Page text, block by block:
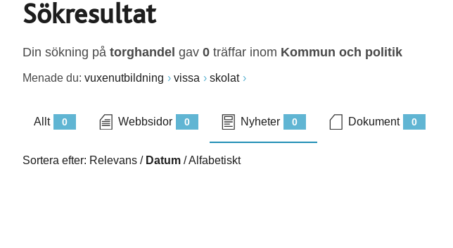
Sökresultat
Din sökning på torghandel gav 0 träffar inom Kommun och politik
Menade du: vuxenutbildning vissa skolat
0
Allt 0
Webbsidor 0
Nyheter 0
Dokument
Sortera efter: Relevans / Datum /Alfabetiskt